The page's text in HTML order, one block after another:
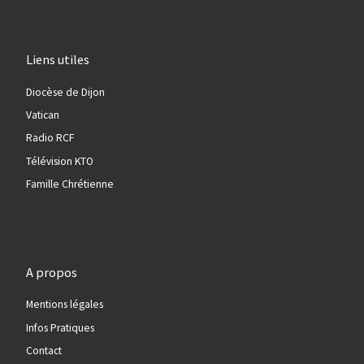
Liens utiles
Diocèse de Dijon
Vatican
Radio RCF
Télévision KTO
Famille Chrétienne
A propos
Mentions légales
Infos Pratiques
Contact